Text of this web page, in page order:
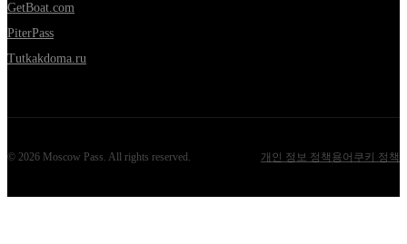
GetBoat.com
PiterPass
Tutkakdoma.ru
© 2026 Moscow Pass. All rights reserved. 개인 정보 정책 용어 쿠키 정책